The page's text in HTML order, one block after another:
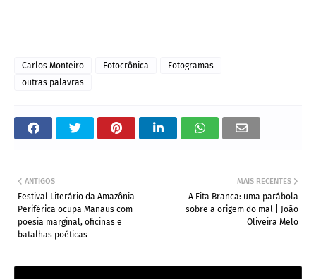
Carlos Monteiro Fotocrônica
Fotogramas
outras palavras
MAIS RECENTES
A Fita Branca: uma parábola
sobre a origem do mal | João
Oliveira Melo
ANTIGOS
Festival Literário da Amazônia
Periférica ocupa Manaus com
poesia marginal, oficinas e
batalhas poéticas